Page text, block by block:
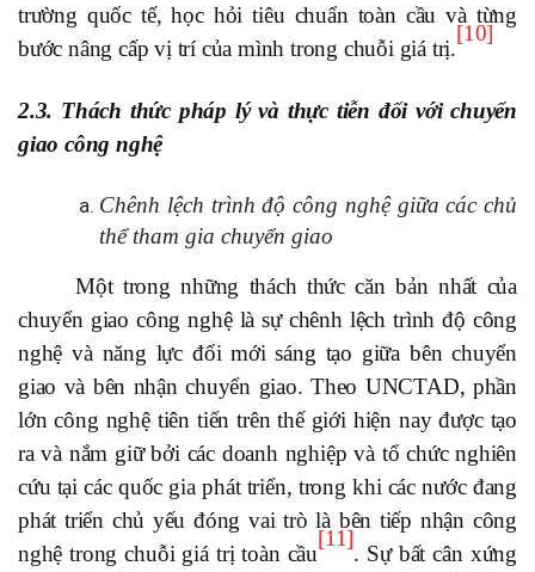
trường quốc tế, học hỏi tiêu chuẩn toàn cầu và từng
bước nâng cấp vị trí của mình trong chuỗi giá trị.
[10]
2.3. Thách thức pháp lý và thực tiễn đối với chuyển
giao công nghệ
Chênh lệch trình độ công nghệ giữa các chủ
thể tham gia chuyển giao
Một trong những thách thức căn bản nhất của
chuyển giao công nghệ là sự chênh lệch trình độ công
nghệ và năng lực đổi mới sáng tạo giữa bên chuyển
giao và bên nhận chuyển giao. Theo UNCTAD, phần
lớn công nghệ tiên tiến trên thế giới hiện nay được tạo
ra và nắm giữ bởi các doanh nghiệp và tổ chức nghiên
cứu tại các quốc gia phát triển, trong khi các nước đang
phát triển chủ yếu đóng vai trò là bên tiếp nhận công
nghệ trong chuỗi giá trị toàn cầu
[11]
. Sự bất cân xứng